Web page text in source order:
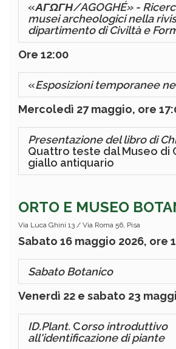
«ΑΓΩΓΗ/AGOGHÉ» -
musei archeologici nella
dipartimento di Civiltà e
Ore 12:00
«Esposizioni temporanee
Mercoledì 27 maggio, ore
Presentazione del libro di
Quattro teste dal Museo di
giallo antiquario
ORTO E MUSEO
Via Luca Ghini 13 / Via Roma 56, Pisa
Sabato 16 maggio 2026, ore
Sabato Botanico
Venerdì 22 e sabato 23
ID.Plant. Corso introduttivo
all'identificazione di piante